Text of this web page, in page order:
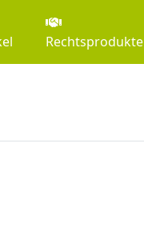
Rechtsprodukte